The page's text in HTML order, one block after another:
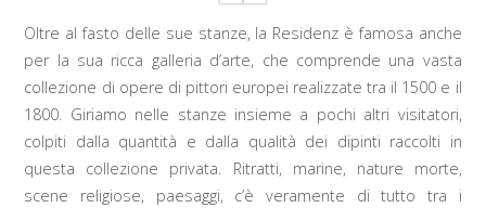
Oltre al fasto delle sue stanze, la Residenz è famosa anche
per la sua ricca galleria d’arte, che comprende una vasta
collezione di opere di pittori europei realizzate tra il 1500 e il
1800. Giriamo nelle stanze insieme a pochi altri visitatori,
colpiti dalla quantità e dalla qualità dei dipinti raccolti in
questa collezione privata. Ritratti, marine, nature morte,
scene religiose, paesaggi, c’è veramente di tutto tra i